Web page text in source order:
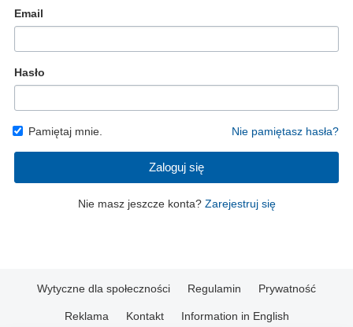
Email
Hasło
Pamiętaj mnie. Nie pamiętasz hasła?
Zaloguj się
Nie masz jeszcze konta? Zarejestruj się
Wytyczne dla społeczności Regulamin Prywatność
Reklama Kontakt Information in English